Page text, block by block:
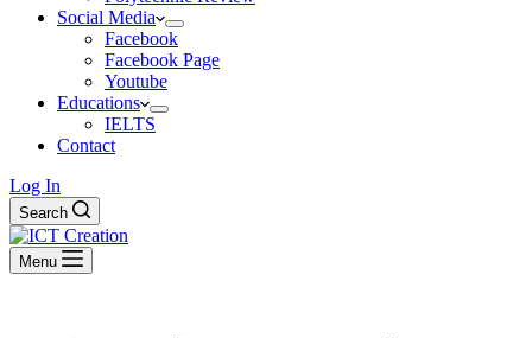
Social Media
Facebook
Facebook Page
Youtube
Educations
IELTS
Contact
Log In
Search
Menu